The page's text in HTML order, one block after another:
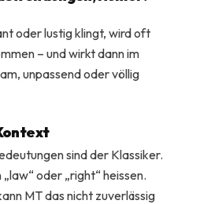
oder lustig klingt, wird oft
– und wirkt dann im
unpassend oder völlig
sind der Klassiker.
oder „right“ heissen.
MT das nicht zuverlässig